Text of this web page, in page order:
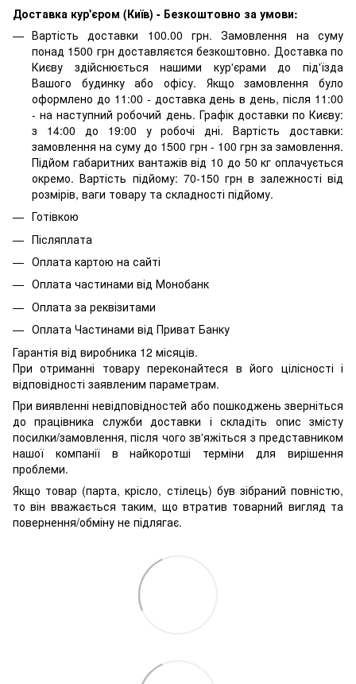
Доставка кур'єром (Київ) - Безкоштовно за умови:
Вартість доставки 100.00 грн. Замовлення на суму
понад 1500 грн доставляєтся безкоштовно. Доставка по
Києву здійснюється нашими кур'єрами до під'їзда
Вашого будинку або офісу. Якщо замовлення було
оформлено до 11:00 - доставка день в день, після 11:00
- на наступний робочий день. Графік доставки по Києву:
з 14:00 до 19:00 у робочі дні. Вартість доставки:
замовлення на суму до 1500 грн - 100 грн за замовлення.
Підйом габаритних вантажів від 10 до 50 кг оплачується
окремо. Вартість підйому: 70-150 грн в залежності від
розмірів, ваги товару та складності підйому.
Готівкою
Післяплата
Оплата картою на сайті
Оплата частинами від Монобанк
Оплата за реквізитами
Оплата Частинами від Приват Банку
Гарантія від виробника 12 місяців.
При отриманні товару переконайтеся в його цілісності і
відповідності заявленим параметрам.
При виявленні невідповідностей або пошкоджень зверніться
до працівника служби доставки і складіть опис змісту
посилки/замовлення, після чого зв'яжіться з представником
нашої компанії в найкоротші терміни для вирішення
проблеми.
Якщо товар (парта, крісло, стілець) був зібраний повністю,
то він вважається таким, що втратив товарний вигляд та
повернення/обміну не підлягає.